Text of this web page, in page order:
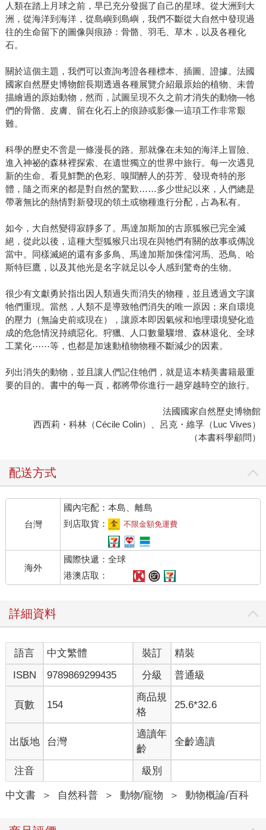
人類在踏上月球之前，早已充分發掘了自己的星球。從大洲到大
洲，從海洋到海洋，從島嶼到島嶼，我們不斷從大自然中發現過
往的生命留下的圖像與痕跡：骨骼、羽毛、草木，以及各種化
石。
關於這個主題，我們可以查詢考證各種標本、插圖、證據。法國
國家自然歷史博物館長期透過各種展覽介紹最原始的植物、未曾
描繪過的原始動物，然而，試圖呈現不久之前才消失的動物—牠
們的骨骼、皮膚、留在化石上的痕跡或影像—這項工作非常艱
難。
科學的歷史不啻是一條漫長的路。那就像在未知的海洋上冒險、
進入神祕的森林裡探索、在遺世獨立的世界中旅行。每一次遇見
新的生命、看見鮮艷的色彩、嗅聞醉人的芬芳、發現奇特的形
體，隨之而來的都是對自然的驚歎……多少世紀以來，人們總是
帶著無比的熱情對新發現的領土或物種進行分配，占為私有。
如今，大自然變得寂靜多了。馬達加斯加的古原狐猴已完全滅
絕，從此以後，這種大型狐猴只出現在與牠們有關的故事或傳說
當中。同樣滅絕的還有多多鳥、馬達加斯加侏儒河馬、恐鳥、哈
斯特巨鷹，以及其他光是名字就足以令人感到驚奇的生物。
很少有文獻勇於指出因人類過失而消失的物種，並且透過文字讓
牠們重現。當然，人類不是導致牠們消失的唯一原因；來自環境
的壓力（無論史前或現在），讓原本即因氣候和地理環境變化造
成的危急情況持續惡化。狩獵、人口數量驟增、森林退化、全球
工業化⋯⋯等，也都是加速動植物物種不斷減少的因素。
列出消失的動物，並且讓人們記住牠們，就是這本精美書籍最重
要的目的。書中的每一頁，都將帶你進行一趟穿越時空的旅行。
法國國家自然歷史博物館
西西莉・科林（Cécile Colin）、呂克・維孚（Luc Vives）
（本書科學顧問）
配送方式
台灣
國內宅配：本島、離島
到店取貨：
不限金額免運費
海外
國際快遞：全球
港澳店取：
詳細資料
語言 中文繁體 裝訂
精裝
ISBN
9789869299435 分級 普通級
頁數 154
商品規
格
25.6*32.6
出版地 台灣
適讀年
齡
全齡適讀
注音 級別
中文書 ＞ 自然科普 ＞ 動物/寵物 ＞ 動物概論/百科